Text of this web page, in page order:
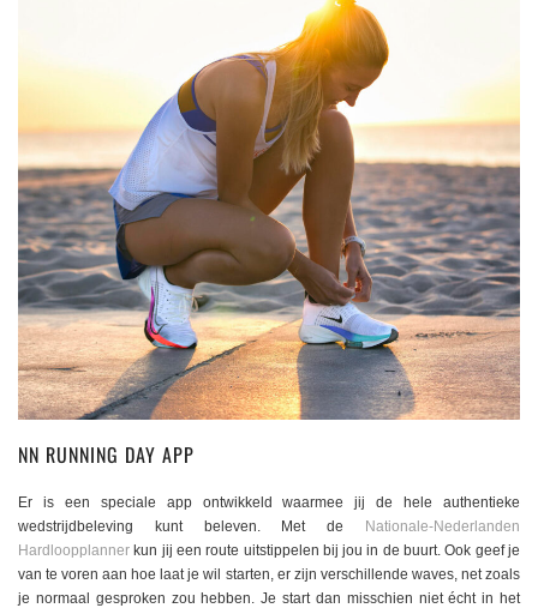
NN RUNNING DAY APP
Er is een speciale app ontwikkeld waarmee jij de hele authentieke
wedstrijdbeleving kunt beleven. Met de Nationale-Nederlanden
Hardloopplanner kun jij een route uitstippelen bij jou in de buurt. Ook geef je
van te voren aan hoe laat je wil starten, er zijn verschillende waves, net zoals
je normaal gesproken zou hebben. Je start dan misschien niet écht in het